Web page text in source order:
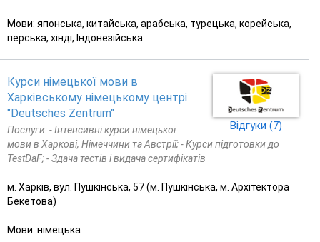
Мови: японська, китайська, арабська, турецька, корейська,
перська, хінді, Індонезійська
Відгуки (7)
Курси німецької мови в
Харківському німецькому центрі
"Deutsches Zentrum"
Послуги: - Інтенсивні курси німецької
мови в Харкові, Німеччини та Австрії; - Курси підготовки до
TestDaF; - Здача тестів і видача сертифікатів
м. Харків, вул. Пушкінська, 57 (м. Пушкінська, м. Архітектора
Бекетова)
Мови: німецька